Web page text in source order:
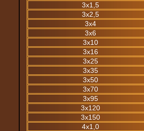
3х1,5
3х2,5
3х4
3х6
3х10
3х16
3х25
3х35
3х50
3х70
3х95
3х120
3х150
4х1,0